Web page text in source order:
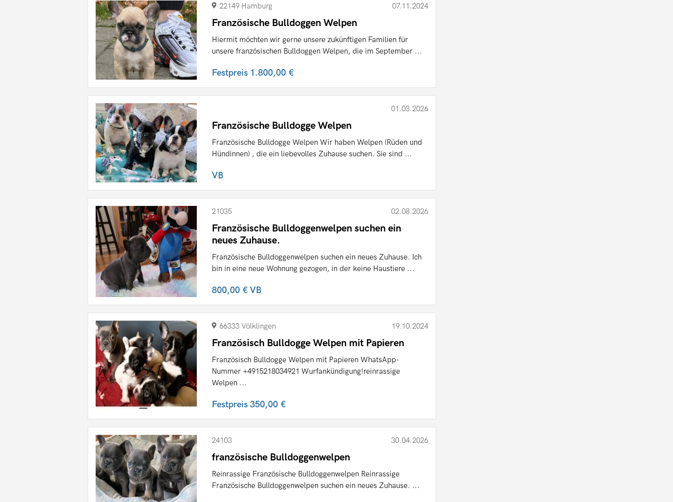
22149 Hamburg 07.11.2024
Französische Bulldoggen Welpen
Hiermit möchten wir gerne unsere zukünftigen Familien für
unsere französischen Bulldoggen Welpen, die im September ...
Festpreis 1.800,00 €
01.03.2026
Französische Bulldogge Welpen
Französische Bulldogge Welpen Wir haben Welpen (Rüden und
Hündinnen) , die ein liebevolles Zuhause suchen. Sie sind ...
VB
21035 02.08.2026
Französische Bulldoggenwelpen suchen ein
neues Zuhause.
Französische Bulldoggenwelpen suchen ein neues Zuhause. Ich
bin in eine neue Wohnung gezogen, in der keine Haustiere ...
800,00 €VB
66333 Völklingen 19.10.2024
Französisch Bulldogge Welpen mit Papieren
Französisch Bulldogge Welpen mit Papieren WhatsApp-
Nummer +4915218034921 Wurfankündigung!reinrassige
Welpen ...
Festpreis350,00 €
24103 30.04.2026
französische Bulldoggenwelpen
Reinrassige Französische Bulldoggenwelpen Reinrassige
Französische Bulldoggenwelpen suchen ein neues Zuhause. ...